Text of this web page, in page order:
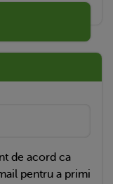
de acord ca
pentru a primi